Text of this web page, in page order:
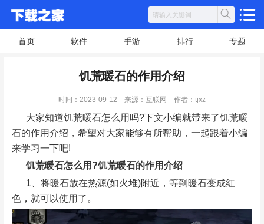
首页 软件 手游 排行 专题
饥荒暖石的作用介绍
时间：2023-09-12 来源：互联网 作者：tjxz
大家知道饥荒暖石怎么用吗?下文小编就带来了饥荒暖
石的作用介绍，希望对大家能够有所帮助，一起跟着小编
来学习一下吧!
饥荒暖石怎么用?饥荒暖石的作用介绍
1、将暖石放在热源(如火堆)附近，等到暖石变成红
色，就可以使用了。